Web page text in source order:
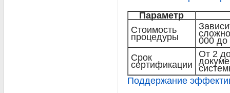
Параметр
Стоимость
процедуры
000 до
Срок
сертификации
От 2
Поддержание